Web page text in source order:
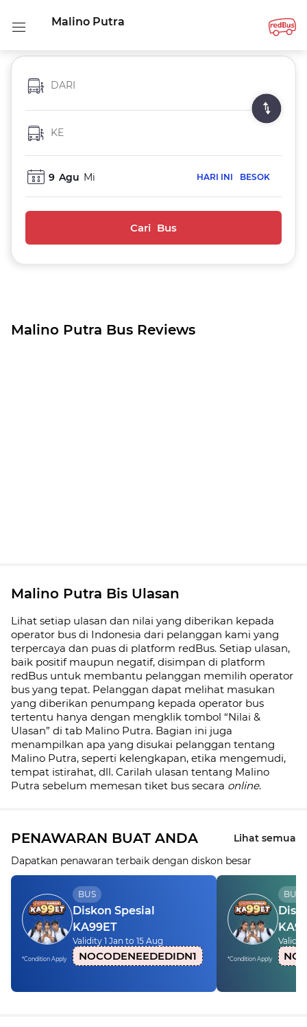
Malino Putra
DARI
KE
9 Agu Mi HARI INI BESOK
Cari Bus
Malino Putra Bus Reviews
Malino Putra Bis Ulasan
Lihat setiap ulasan dan nilai yang diberikan kepada
operator bus di Indonesia dari pelanggan kami yang
terpercaya dan puas di platform redBus. Setiap ulasan,
baik positif maupun negatif, disimpan di platform
redBus untuk membantu pelanggan memilih operator
bus yang tepat. Pelanggan dapat melihat masukan
yang diberikan penumpang kepada operator bus
tertentu hanya dengan mengklik tombol “Nilai &
Ulasan” di tab Malino Putra. Bagian ini juga
menampilkan apa yang disukai pelanggan tentang
Malino Putra, seperti kelengkapan, etika mengemudi,
tempat istirahat, dll. Carilah ulasan tentang Malino
Putra sebelum memesan tiket bus secara online.
PENAWARAN BUAT ANDA
Lihat semua
Dapatkan penawaran terbaik dengan diskon besar
*Condition Apply
BUS
Diskon Spesial
KA99ET
Validity 1 Jan to 15 Aug
NOCODENEEDEDIDN1 *Condition Apply
BUS